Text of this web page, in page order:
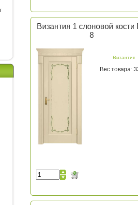
Византия 1 слоновой кости
8
Византия
Вес товара:
сообщение